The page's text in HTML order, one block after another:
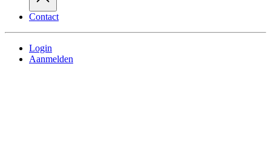
Contact
Login
Aanmelden